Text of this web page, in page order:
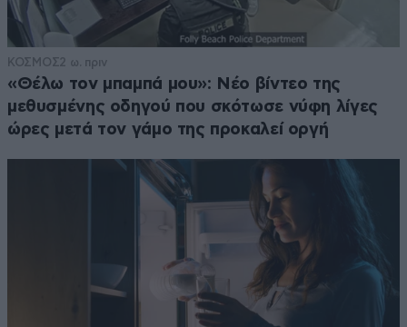
ΚΟΣΜΟΣ2 ω. πριν
«Θέλω τον μπαμπά μου»: Νέο βίντεο της
μεθυσμένης οδηγού που σκότωσε νύφη λίγες
ώρες μετά τον γάμο της προκαλεί οργή